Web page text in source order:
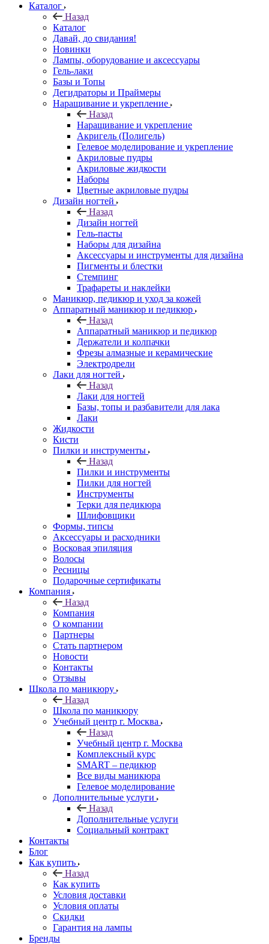
Каталог
Назад
Каталог
Давай, до свидания!
Новинки
Лампы, оборудование и аксессуары
Гель-лаки
Базы и Топы
Дегидраторы и Праймеры
Наращивание и укрепление
Назад
Наращивание и укрепление
Акригель (Полигель)
Гелевое моделирование и укрепление
Акриловые пудры
Акриловые жидкости
Наборы
Цветные акриловые пудры
Дизайн ногтей
Назад
Дизайн ногтей
Гель-пасты
Наборы для дизайна
Аксессуары и инструменты для дизайна
Пигменты и блестки
Стемпинг
Трафареты и наклейки
Маникюр, педикюр и уход за кожей
Аппаратный маникюр и педикюр
Назад
Аппаратный маникюр и педикюр
Держатели и колпачки
Фрезы алмазные и керамические
Электродрели
Лаки для ногтей
Назад
Лаки для ногтей
Базы, топы и разбавители для лака
Лаки
Жидкости
Кисти
Пилки и инструменты
Назад
Пилки и инструменты
Пилки для ногтей
Инструменты
Терки для педикюра
Шлифовщики
Формы, типсы
Аксессуары и расходники
Восковая эпиляция
Волосы
Ресницы
Подарочные сертификаты
Компания
Назад
Компания
О компании
Партнеры
Стать партнером
Новости
Контакты
Отзывы
Школа по маникюру
Назад
Школа по маникюру
Учебный центр г. Москва
Назад
Учебный центр г. Москва
Комплексный курс
SMART – педикюр
Все виды маникюра
Гелевое моделирование
Дополнительные услуги
Назад
Дополнительные услуги
Социальный контракт
Контакты
Блог
Как купить
Назад
Как купить
Условия доставки
Условия оплаты
Скидки
Гарантия на лампы
Бренды